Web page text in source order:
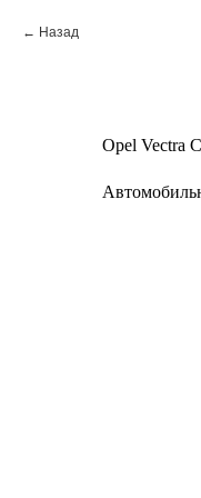
Назад
Opel Vectra